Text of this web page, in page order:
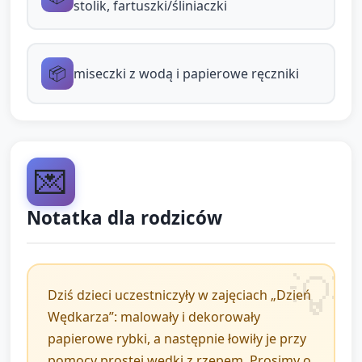
Pokaż, jak zbliżyć wędkę z rzepem do rybki i
Każde dziecko po kolei „łowi” swoją rybkę,
może zainicjować przyłożenie rączki do patyczka i
wspomóc ruch.
Dla chętnych można dodać prostą kolejkę: najpierw
stolik, fartuszki/śliniaczki
📦 miseczki z wodą i papierowe ręczniki
💌
Notatka dla rodziców
Dziś dzieci uczestniczyły w zajęciach „Dzień
Wędkarza”: malowały i dekorowały
papierowe rybki, a następnie łowiły je przy